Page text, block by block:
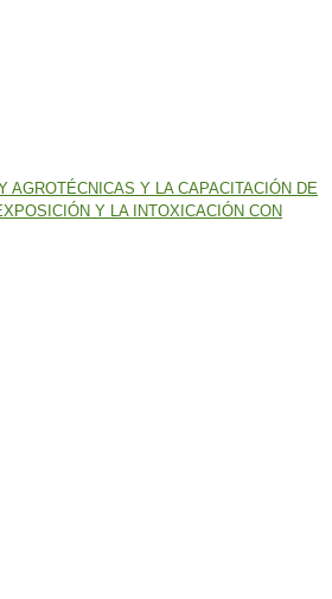
AGROTÉCNICAS Y LA CAPACITACIÓN DE
Y LA INTOXICACIÓN CON